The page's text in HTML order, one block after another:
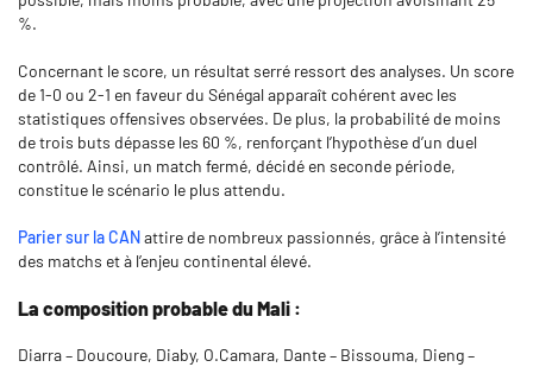
%.
Concernant le score, un résultat serré ressort des analyses. Un score
de 1-0 ou 2-1 en faveur du Sénégal apparaît cohérent avec les
statistiques offensives observées. De plus, la probabilité de moins
de trois buts dépasse les 60 %, renforçant l’hypothèse d’un duel
contrôlé. Ainsi, un match fermé, décidé en seconde période,
constitue le scénario le plus attendu.
Parier sur la CANattire de nombreux passionnés, grâce à l’intensité
des matchs et à l’enjeu continental élevé.
La composition probable du Mali :
Diarra – Doucoure, Diaby, O.Camara, Dante – Bissouma, Dieng –